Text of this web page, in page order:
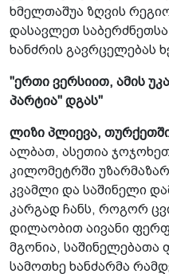
ხმელთაშუა ზღვის
დასავლეთ
ხანძრის გავრცელებას
"ერთი ვერსიით, ამის
პარტია" დგას"
ლიზი პლიევა,
ალბათ, ასეთია
კილომეტრში
კვამლი და საშინელი
კარგად ჩანს, როგორ
დილაობით აივანი
მგონია, საშინელებათა
სამოთხე ხანძარმა